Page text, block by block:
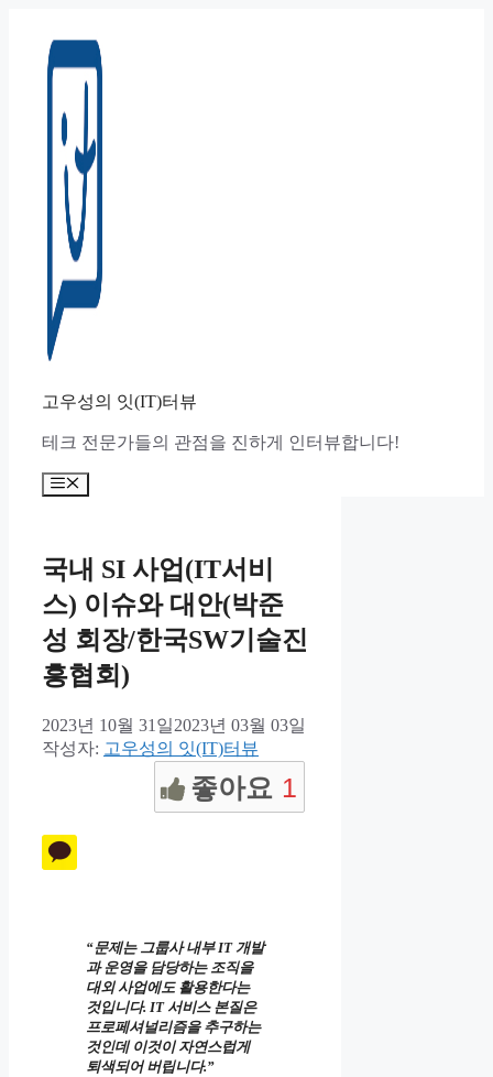
고우성의 잇(IT)터뷰
테크 전문가들의 관점을 진하게 인터뷰합니다!
메
국내 SI 사업(IT서비
스) 이슈와 대안(박준
성 회장/한국SW기술진
흥협회)
2023년 10월 31일2023년 03월 03일
작성자: 고우성의 잇(IT)터뷰
좋아요 1
“문제는 그룹사 내부 IT 개발
과 운영을 담당하는 조직을
대외 사업에도 활용한다는
것입니다. IT 서비스 본질은
프로페셔널리즘을 추구하는
것인데 이것이 자연스럽게
퇴색되어 버립니다.”